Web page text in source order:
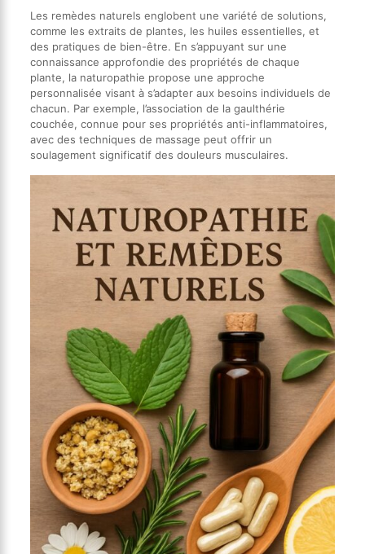
Les remèdes naturels englobent une variété de solutions,
comme les extraits de plantes, les huiles essentielles, et
des pratiques de bien-être. En s’appuyant sur une
connaissance approfondie des propriétés de chaque
plante, la naturopathie propose une approche
personnalisée visant à s’adapter aux besoins individuels de
chacun. Par exemple, l’association de la gaulthérie
couchée, connue pour ses propriétés anti-inflammatoires,
avec des techniques de massage peut offrir un
soulagement significatif des douleurs musculaires.